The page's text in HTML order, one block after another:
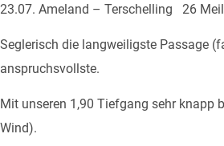
23.07. Ameland – Terschelling 26
Seglerisch die langweiligste Passage
anspruchsvollste.
Mit unseren 1,90 Tiefgang sehr knapp
Wind).